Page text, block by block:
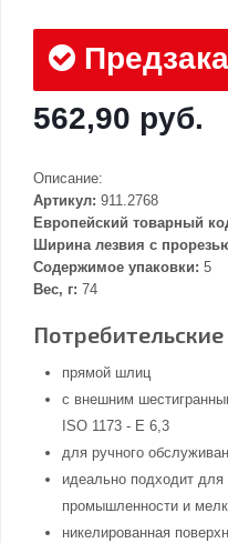
562,90 руб.
Описание:
Артикул: 911.2768
Европейский товарный
Ширина лезвия с
Содержимое упаковки: 5
Вес, г: 74
Потребительские
прямой шлиц
с внешним
ISO 1173 - E 6,3
для ручного
идеально подходит
промышленности и
никелированная